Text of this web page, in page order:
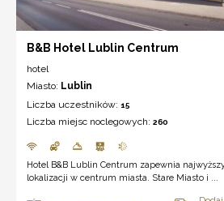
B&B Hotel Lublin Centrum
hotel
Miasto: Lublin
Liczba uczestników: 15
Liczba miejsc noclegowych: 260
Hotel B&B Lublin Centrum zapewnia
lokalizacji w centrum miasta. Stare Miasto i ...